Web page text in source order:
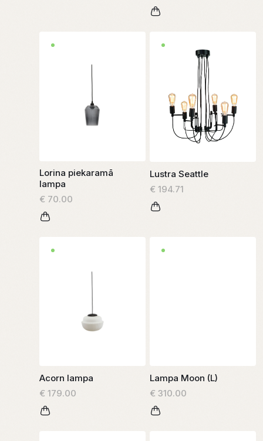
Lorina piekaramā
lampa
€ 70.00
Lustra Seattle
€ 194.71
Acorn lampa
€ 179.00
Lampa Moon (L)
€ 310.00